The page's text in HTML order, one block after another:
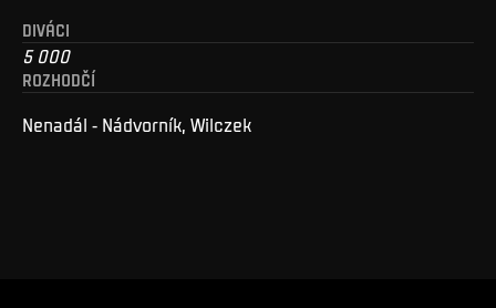
DIVÁCI
5 000
ROZHODČÍ
Nenadál - Nádvorník, Wilczek